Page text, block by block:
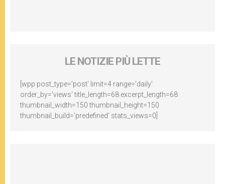
LE NOTIZIE PIÙ LETTE
[wpp post_type='post' limit=4 range='daily'
order_by='views' title_length=68 excerpt_length=68
thumbnail_width=150 thumbnail_height=150
thumbnail_build='predefined' stats_views=0]